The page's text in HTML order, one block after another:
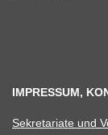
IMPRESSUM,
Sekre­ta­riate und